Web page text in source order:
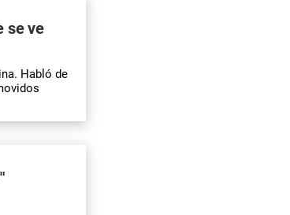
se ve
Habló de